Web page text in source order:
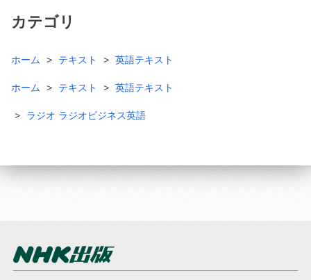
カテゴリ
ホーム テキスト 英語テキスト
ホーム テキスト 英語テキスト
ラジオ ラジオビジネス英語